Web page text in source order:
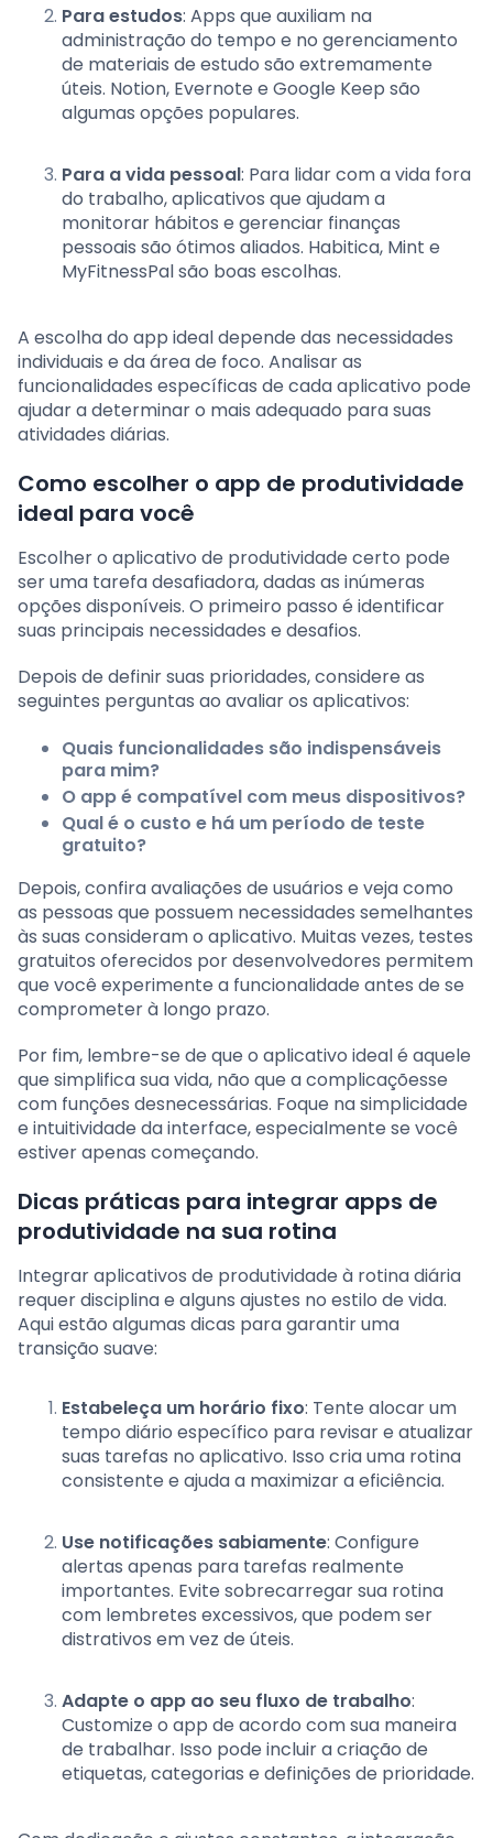
Para estudos: Apps que auxiliam na
administração do tempo e no gerenciamento
de materiais de estudo são extremamente
úteis. Notion, Evernote e Google Keep são
algumas opções populares.
Para a vida pessoal: Para lidar com a vida fora
do trabalho, aplicativos que ajudam a
monitorar hábitos e gerenciar finanças
pessoais são ótimos aliados. Habitica, Mint e
MyFitnessPal são boas escolhas.
A escolha do app ideal depende das necessidades
individuais e da área de foco. Analisar as
funcionalidades específicas de cada aplicativo pode
ajudar a determinar o mais adequado para suas
atividades diárias.
Como escolher o app de produtividade
ideal para você
Escolher o aplicativo de produtividade certo pode
ser uma tarefa desafiadora, dadas as inúmeras
opções disponíveis. O primeiro passo é identificar
suas principais necessidades e desafios.
Depois de definir suas prioridades, considere as
seguintes perguntas ao avaliar os aplicativos:
Quais funcionalidades são indispensáveis
para mim?
O app é compatível com meus dispositivos?
Qual é o custo e há um período de teste
gratuito?
Depois, confira avaliações de usuários e veja como
as pessoas que possuem necessidades semelhantes
às suas consideram o aplicativo. Muitas vezes, testes
gratuitos oferecidos por desenvolvedores permitem
que você experimente a funcionalidade antes de se
comprometer à longo prazo.
Por fim, lembre-se de que o aplicativo ideal é aquele
que simplifica sua vida, não que a complicaçõesse
com funções desnecessárias. Foque na simplicidade
e intuitividade da interface, especialmente se você
estiver apenas começando.
Dicas práticas para integrar apps de
produtividade na sua rotina
Integrar aplicativos de produtividade à rotina diária
requer disciplina e alguns ajustes no estilo de vida.
Aqui estão algumas dicas para garantir uma
transição suave:
Estabeleça um horário fixo: Tente alocar um
tempo diário específico para revisar e atualizar
suas tarefas no aplicativo. Isso cria uma rotina
consistente e ajuda a maximizar a eficiência.
Use notificações sabiamente: Configure
alertas apenas para tarefas realmente
importantes. Evite sobrecarregar sua rotina
com lembretes excessivos, que podem ser
distrativos em vez de úteis.
Adapte o app ao seu fluxo de trabalho:
Customize o app de acordo com sua maneira
de trabalhar. Isso pode incluir a criação de
etiquetas, categorias e definições de prioridade.